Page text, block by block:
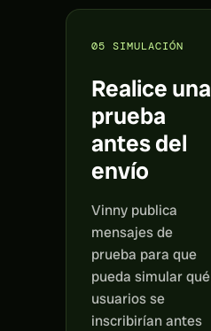
05 SIMULACIÓN
Realice una
prueba
antes del
envío
Vinny publica
mensajes de
prueba para que
pueda simular qué
usuarios se
inscribirían antes